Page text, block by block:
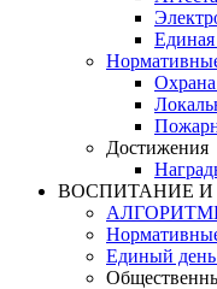
Единая
Охрана
Достижения
ВОСПИТАНИЕ
Единый